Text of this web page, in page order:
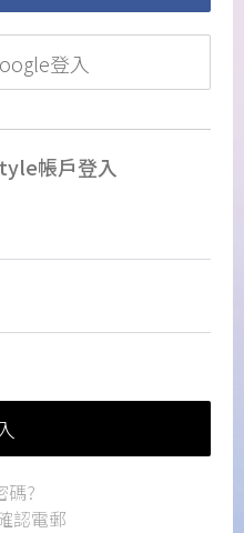
登入
帳戶登入
碼?
認電郵